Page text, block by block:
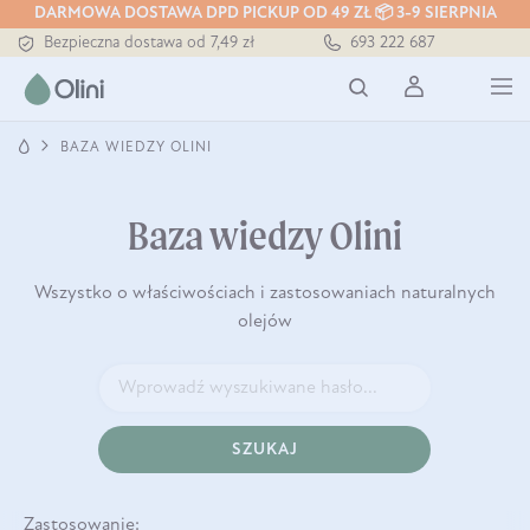
DARMOWA DOSTAWA DPD PICKUP OD 49 ZŁ 📦 3-9 SIERPNIA
Bezpieczna dostawa od 7,49 zł
Darmowa dostawa od 199 zł
Tłoczony zawsze na zimno
693 222 687
BAZA WIEDZY OLINI
Baza wiedzy Olini
Wszystko o właściwościach i zastosowaniach naturalnych
olejów
SZUKAJ
Zastosowanie: